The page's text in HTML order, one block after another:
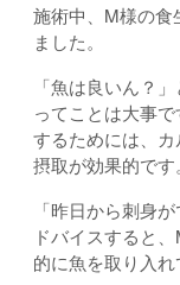
施術中、M様の食
ました。
「魚は良いん？
ってことは大事
するためには、
摂取が効果的です。
「昨日から刺身
ドバイスすると
的に魚を取り入れ